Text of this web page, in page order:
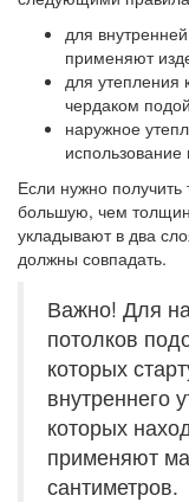
для
применяют
для утепления
чердаком
наружное
Если нужно
большую, чем
укладывают в два
должны совпадать.
Важно! Для
потолков
которых
внутреннего
которых
применяют
сантиметров.